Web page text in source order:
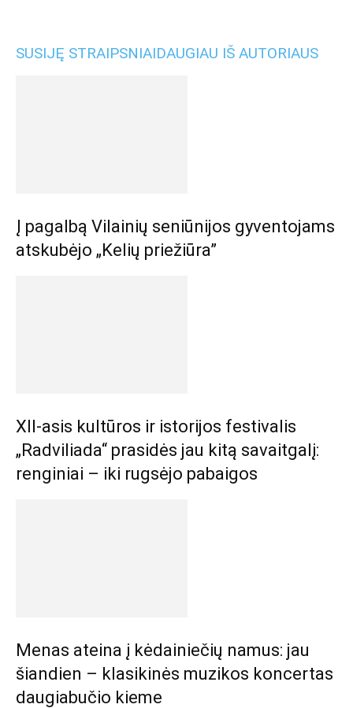
SUSIJĘ STRAIPSNIAIDAUGIAU IŠ AUTORIAUS
Į pagalbą Vilainių seniūnijos gyventojams
atskubėjo „Kelių priežiūra”
XII-asis kultūros ir istorijos festivalis
„Radviliada“ prasidės jau kitą savaitgalį:
renginiai – iki rugsėjo pabaigos
Menas ateina į kėdainiečių namus: jau
šiandien – klasikinės muzikos koncertas
daugiabučio kieme